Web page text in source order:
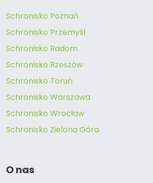
Schronisko Poznań
Schronisko Przemyśl
Schronisko Radom
Schronisko Rzeszów
Schronisko Toruń
Schronisko Warszawa
Schronisko Wrocław
Schronisko Zielona Góra
O nas